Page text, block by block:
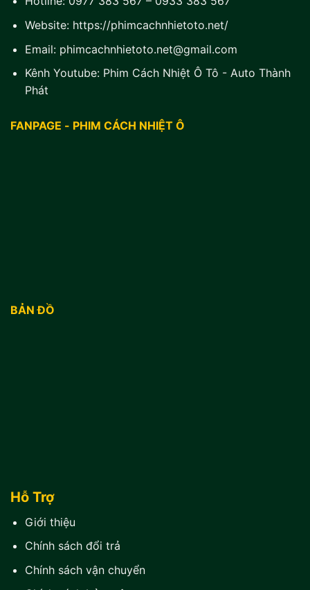
Website: https://phimcachnhietoto.net/
Email: phimcachnhietoto.net@gmail.com
Kênh Youtube: Phim Cách Nhiệt Ô Tô - Auto Thành
Phát
FANPAGE - PHIM CÁCH NHIỆT Ô
BẢN ĐỒ
Hỗ Trợ
Giới thiệu
Chính sách đổi trả
Chính sách vận chuyển